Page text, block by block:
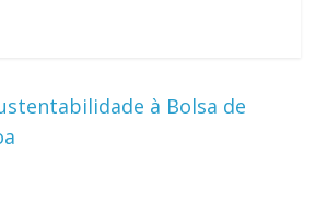
à Bolsa de